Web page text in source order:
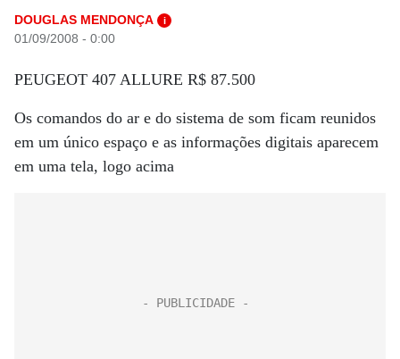
DOUGLAS MENDONÇA i
01/09/2008 - 0:00
PEUGEOT 407 ALLURE R$ 87.500
Os comandos do ar e do sistema de som ficam reunidos
em um único espaço e as informações digitais aparecem
em uma tela, logo acima